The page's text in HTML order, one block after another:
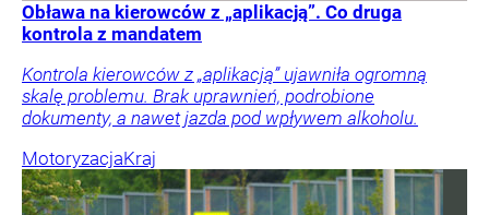
Obława na kierowców z „aplikacją”. Co druga
kontrola z mandatem
Kontrola kierowców z „aplikacją” ujawniła ogromną
skalę problemu. Brak uprawnień, podrobione
dokumenty, a nawet jazda pod wpływem alkoholu.
MotoryzacjaKraj